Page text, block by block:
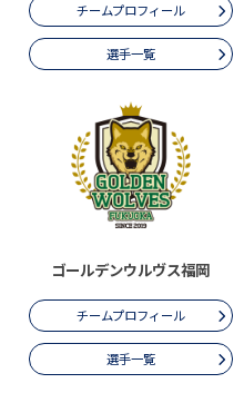
チームプロフィール
選手一覧
ゴールデンウルヴス福岡
チームプロフィール
選手一覧